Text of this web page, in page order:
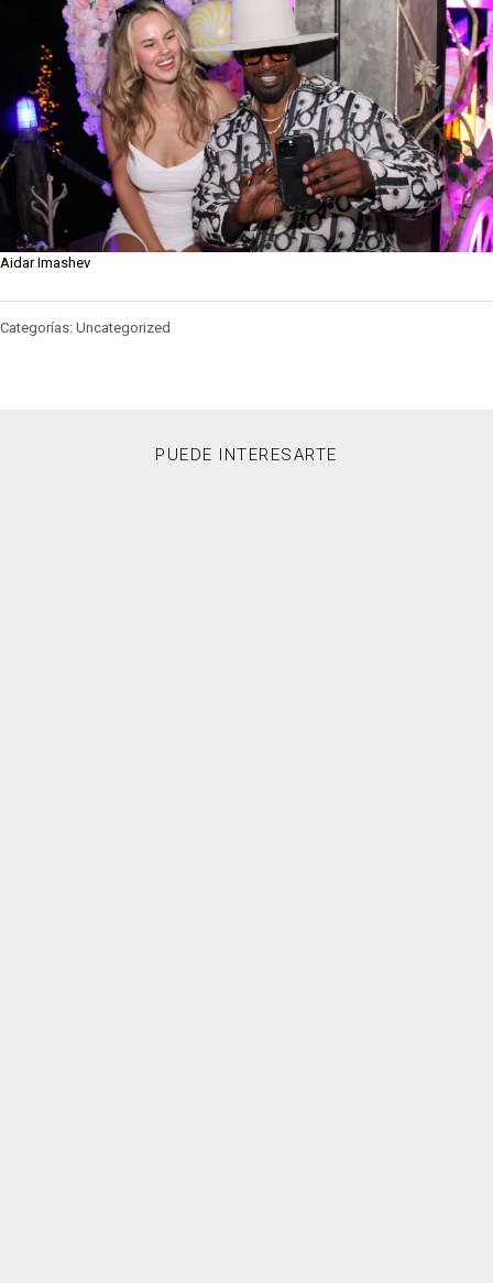
Aidar Imashev
Categorías: Uncategorized
PUEDE INTERESARTE